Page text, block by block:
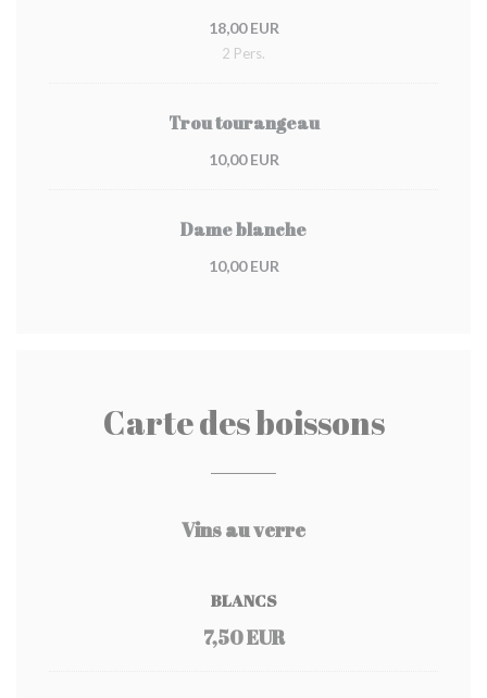
18,00 EUR
2 Pers.
Trou tourangeau
10,00 EUR
Dame blanche
10,00 EUR
Carte des boissons
Vins au verre
BLANCS
7,50 EUR